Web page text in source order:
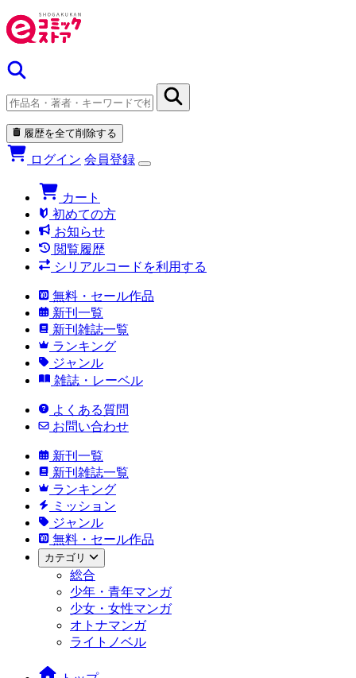
履歴を全て削除する
ログイン 会員登録
カート
初めての方
お知らせ
閲覧履歴
シリアルコードを利用する
無料・セール作品
新刊一覧
新刊雑誌一覧
ランキング
ジャンル
雑誌・レーベル
よくある質問
お問い合わせ
新刊一覧
新刊雑誌一覧
ランキング
ミッション
ジャンル
無料・セール作品
カテゴリ
総合
少年・青年マンガ
少女・女性マンガ
オトナマンガ
ライトノベル